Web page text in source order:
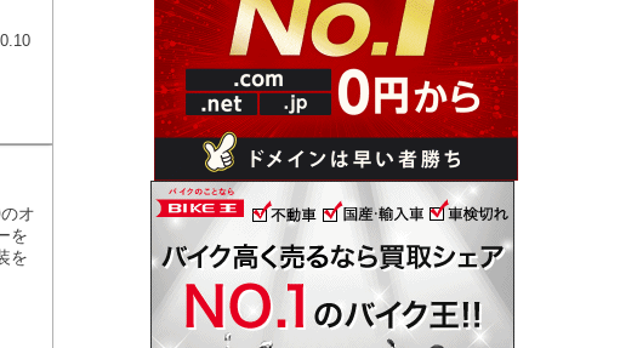
オ
を
を